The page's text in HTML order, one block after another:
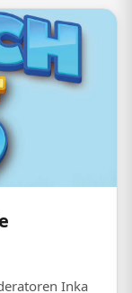
Inka